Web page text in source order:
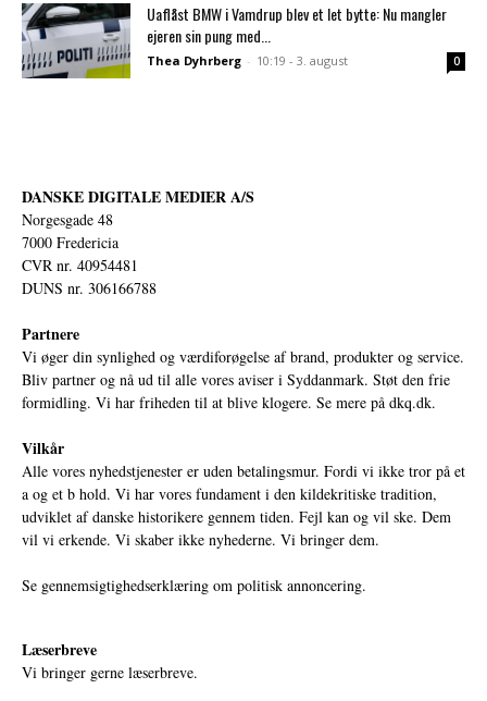
Uaflåst BMW i Vamdrup blev et let bytte: Nu mangler
ejeren sin pung med...
Thea Dyhrberg - 10:19 - 3. august 0
DANSKE DIGITALE MEDIER A/S
Norgesgade 48
7000 Fredericia
CVR nr. 40954481
DUNS nr. 306166788
Partnere
Vi øger din synlighed og værdiforøgelse af brand, produkter og service.
Bliv partner og nå ud til alle vores aviser i Syddanmark. Støt den frie
formidling. Vi har friheden til at blive klogere. Se mere på dkq.dk.
Vilkår
Alle vores nyhedstjenester er uden betalingsmur. Fordi vi ikke tror på et
a og et b hold. Vi har vores fundament i den kildekritiske tradition,
udviklet af danske historikere gennem tiden. Fejl kan og vil ske. Dem
vil vi erkende. Vi skaber ikke nyhederne. Vi bringer dem.
Se gennemsigtighedserklæring om politisk annoncering.
Læserbreve
Vi bringer gerne læserbreve.